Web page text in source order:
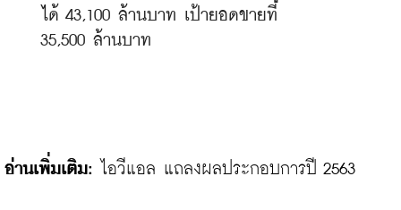
ได้ 43,100 ล้านบาท เป้ายอดขายที่
35,500 ล้านบาท
อ่านเพิ่มเติม: ไอวีแอล แถลงผลประกอบการปี 2563